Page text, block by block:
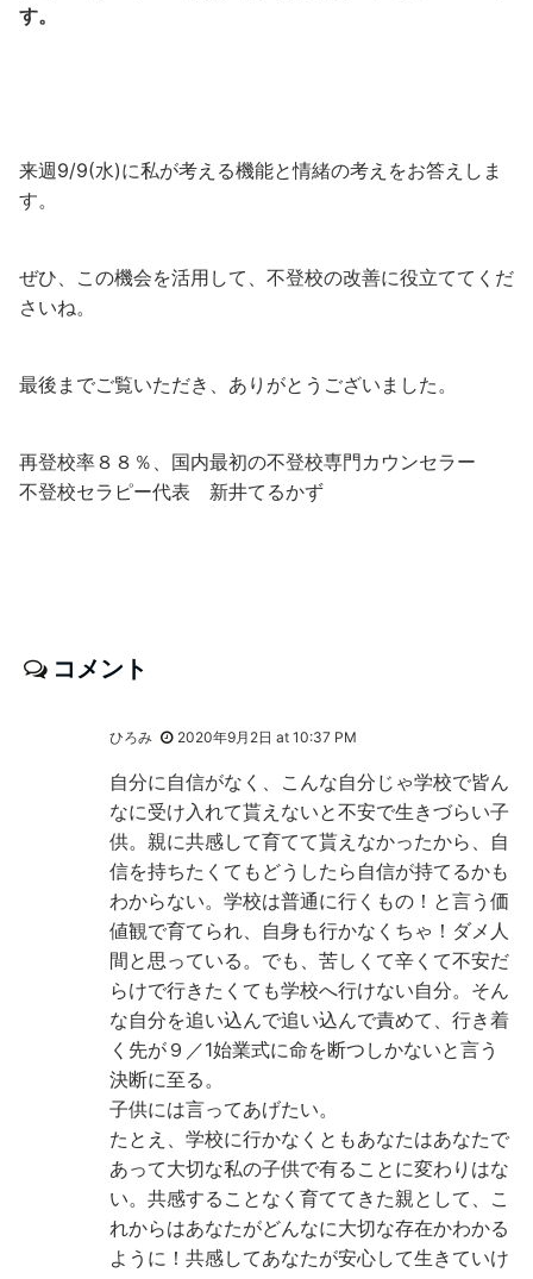
す。
来週9/9(水)に私が考える機能と情緒の考えをお答えしま
す。
ぜひ、この機会を活用して、不登校の改善に役立ててくだ
さいね。
最後までご覧いただき、ありがとうございました。
再登校率８８％、国内最初の不登校専門カウンセラー
不登校セラピー代表 新井てるかず
コメント
ひろみ 2020年9月2日 at 10:37 PM
自分に自信がなく、こんな自分じゃ学校で皆ん
なに受け入れて貰えないと不安で生きづらい子
供。親に共感して育てて貰えなかったから、自
信を持ちたくてもどうしたら自信が持てるかも
わからない。学校は普通に行くもの！と言う価
値観で育てられ、自身も行かなくちゃ！ダメ人
間と思っている。でも、苦しくて辛くて不安だ
らけで行きたくても学校へ行けない自分。そん
な自分を追い込んで追い込んで責めて、行き着
く先が９／1始業式に命を断つしかないと言う
決断に至る。
子供には言ってあげたい。
たとえ、学校に行かなくともあなたはあなたで
あって大切な私の子供で有ることに変わりはな
い。共感することなく育ててきた親として、こ
れからはあなたがどんなに大切な存在かわかる
ように！共感してあなたが安心して生きていけ